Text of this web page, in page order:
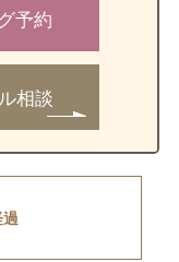
予約
相談